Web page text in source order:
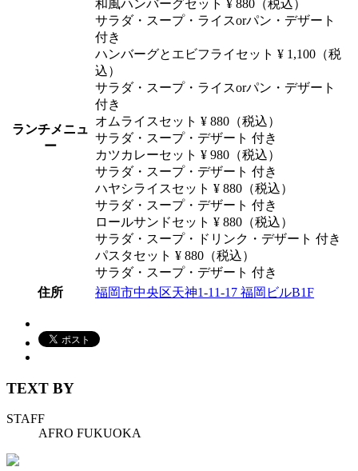
ランチメニュ
ー
和風ハンバーグセット ¥ 880（税込）
サラダ・スープ・ライスorパン・デザート
付き
ハンバーグとエビフライセット ¥ 1,100（税
込）
サラダ・スープ・ライスorパン・デザート
付き
オムライスセット ¥ 880（税込）
サラダ・スープ・デザート 付き
カツカレーセット ¥ 980（税込）
サラダ・スープ・デザート 付き
ハヤシライスセット ¥ 880（税込）
サラダ・スープ・デザート 付き
ロールサンドセット ¥ 880（税込）
サラダ・スープ・ドリンク・デザート 付き
パスタセット ¥ 880（税込）
サラダ・スープ・デザート 付き
住所
福岡市中央区天神1-11-17 福岡ビルB1F
TEXT BY
STAFF
AFRO FUKUOKA